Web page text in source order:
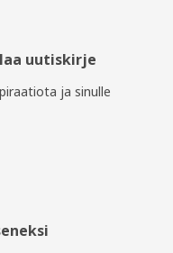
uutiskirje
ja sinulle